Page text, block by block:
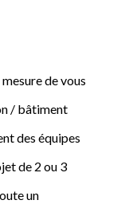
de vous
/ bâtiment
des équipes
de 2 ou 3
un